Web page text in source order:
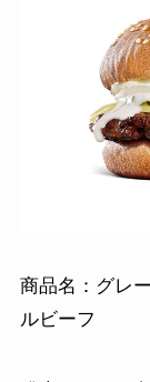
商品名：グレ
ルビーフ